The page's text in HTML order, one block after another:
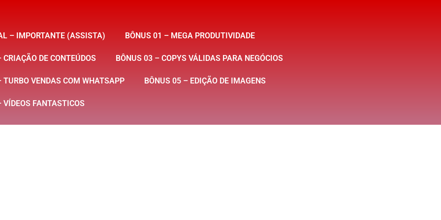
– IMPORTANTE (ASSISTA) BÔNUS 01 – MEGA PRODUTIVIDADE
DE CONTEÚDOS BÔNUS 03 – COPYS VÁLIDAS PARA NEGÓCIOS
TURBO VENDAS COM WHATSAPP BÔNUS 05 – EDIÇÃO DE IMAGENS
VÍDEOS FANTASTICOS